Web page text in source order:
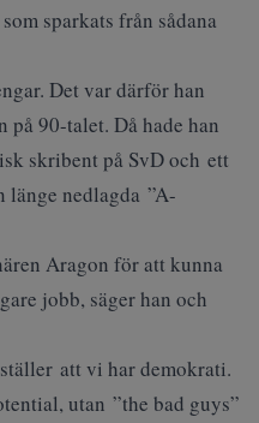
sparkats från sådana
Det var därför han
90-talet. Då hade han
skribent på SvD och ett
länge nedlagda ”A-
Aragon för att kunna
jobb, säger han och
att vi har demokrati.
utan ”the bad guys”